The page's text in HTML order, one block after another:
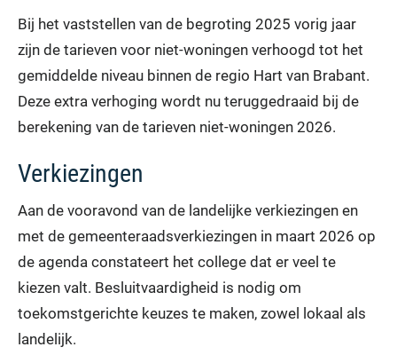
Bij het vaststellen van de begroting 2025 vorig jaar
zijn de tarieven voor niet-woningen verhoogd tot het
gemiddelde niveau binnen de regio Hart van Brabant.
Deze extra verhoging wordt nu teruggedraaid bij de
berekening van de tarieven niet-woningen 2026.
Verkiezingen
Aan de vooravond van de landelijke verkiezingen en
met de gemeenteraadsverkiezingen in maart 2026 op
de agenda constateert het college dat er veel te
kiezen valt. Besluitvaardigheid is nodig om
toekomstgerichte keuzes te maken, zowel lokaal als
landelijk.